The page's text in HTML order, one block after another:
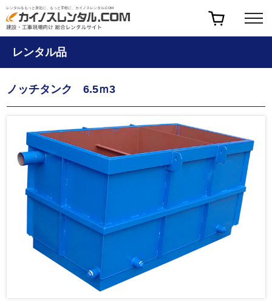
レンタルをもっと身近に、もっと手軽に、カイノスレンタル.COM
レンタル品
ノッチタンク 6.5ｍ3